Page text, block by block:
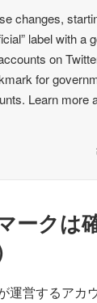
changes,
label with a
on
for
Learn more
ークは
運営するアカ